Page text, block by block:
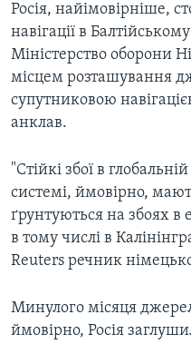
ПРАЙМ-ТАЙМ
ПОГЛЯД З ВАШИНГТОНА
Мови
Росія, найімовірніше,
навігації в
Міністерство оборони
місцем розташування
супутниковою
анклав.
"Стійкі збої в
системі, ймовірно,
ґрунтуються на збоях в
в тому числі в
Reuters речник
Минулого місяця
ймовірно, Росія